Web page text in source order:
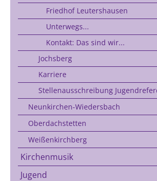
Friedhof Leutershausen
Unterwegs...
Kontakt: Das sind wir...
Jochsberg
Karriere
Stellenausschreibung
Neunkirchen-Wiedersbach
Oberdachstetten
Weißenkirchberg
Kirchenmusik
Jugend